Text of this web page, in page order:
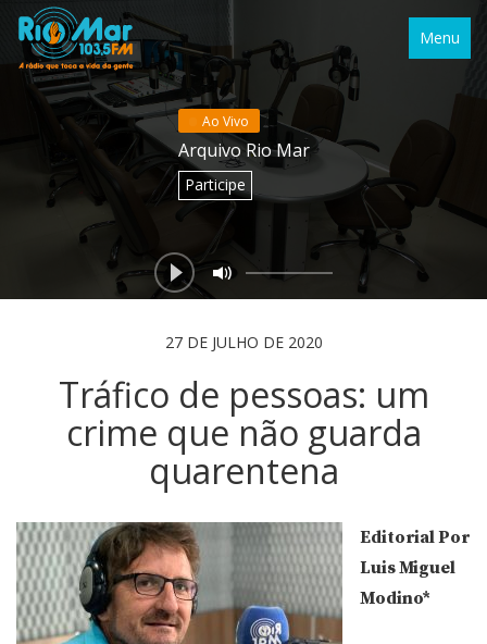
Menu
Ao Vivo
Arquivo Rio Mar
Participe
27 DE JULHO DE 2020
Tráfico de pessoas: um
crime que não guarda
quarentena
Editorial Por
Luis Miguel
Modino*